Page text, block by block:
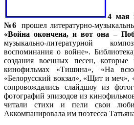
4 мая
№6 прошел литературно-
«Война окончена, и вот она –
музыкально-литературной
воспоминания о войне».
создания военных песен, которые
кинофильмах «Тишина», «На
«Белорусский вокзал», «Щит и
сопровождались слайдшоу из
фотографий эпизодов из
читали стихи и пели свои
Аккомпанировала им поэтесса